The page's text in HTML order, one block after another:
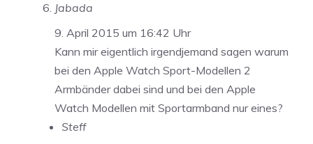
Jabada
9. April 2015 um 16:42 Uhr
Kann mir eigentlich irgendjemand sagen warum
bei den Apple Watch Sport-Modellen 2
Armbänder dabei sind und bei den Apple
Watch Modellen mit Sportarmband nur eines?
Steff